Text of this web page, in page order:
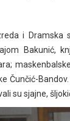
i Dramska
Bakunić,
Čunčić-
su sjajne,